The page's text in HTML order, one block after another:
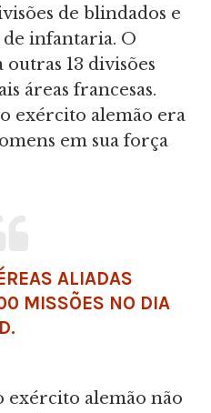
de blindados e
de infantaria. O
13 divisões
áreas francesas.
exército alemão era
em sua força
ALIADAS
MISSÕES NO DIA
D.
exército alemão não